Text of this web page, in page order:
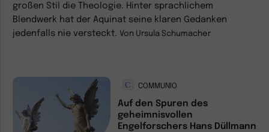
großen Stil die Theologie. Hinter sprachlichem
Blendwerk hat der Aquinat seine klaren Gedanken
jedenfalls nie versteckt. Von Ursula Schumacher
COMMUNIO
Auf den Spuren des
geheimnisvollen
Engelforschers Hans Düllmann